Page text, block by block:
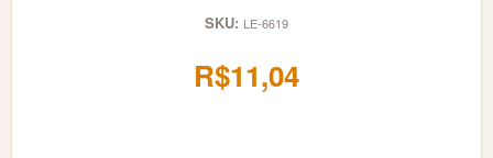
SKU: LE-6619
R$11,04